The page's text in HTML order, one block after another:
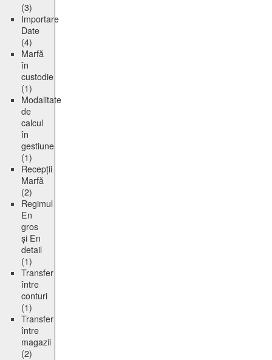
(3)
Importare
Date
(4)
Marfă
în
custodie
(1)
Modalitate
de
calcul
în
gestiune
(1)
Recepții
Marfă
(2)
Regimul
En
gros
și En
detail
(1)
Transfer
între
conturi
(1)
Transfer
între
magazii
(2)